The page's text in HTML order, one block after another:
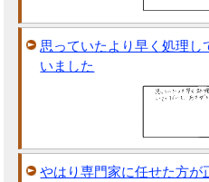
思っていたより早く処理
いました
やはり専門家に任せた方が